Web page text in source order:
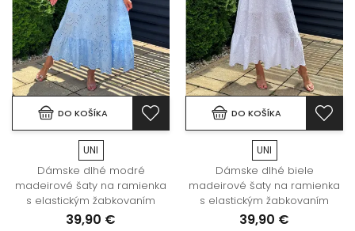
DO KOŠÍKA
UNI
Dámske dlhé modré
madeirové šaty na ramienka
s elastickým žabkovaním
39,90 €
DO KOŠÍKA
UNI
Dámske dlhé biele
madeirové šaty na ramienka
s elastickým žabkovaním
39,90 €